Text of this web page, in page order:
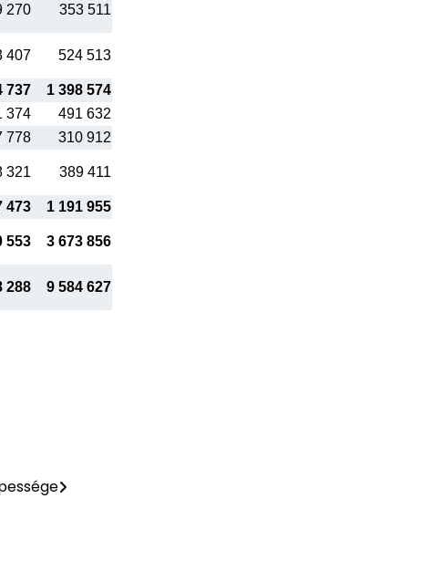
270 353 511
407 524 513
737
1 398 574
374
491 632
778
310 912
321 389 411
473
1 191 955
553 3 673 856
288 9 584 627